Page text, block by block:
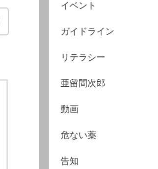
イベント
ガイドライン
リテラシー
亜留間次郎
動画
危ない薬
告知